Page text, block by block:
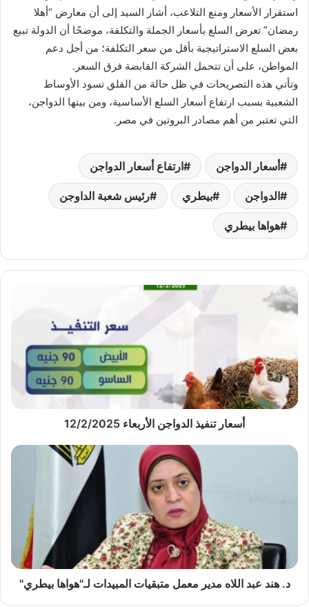
استقرار الأسعار ومنع التلاعب، أشار السيد إلى أن معارض “أهلا
رمضان” تعرض السلع بأسعار الجملة والتكلفة، موضحًا أن الدولة تبيع
بعض السلع الاستراتيجية بأقل من سعر التكلفة؛ من أجل دعم
المواطن، على أن تتحمل الشركة القابضة فرق السعر.
وتأتي هذه التصريحات في ظل حالة من القلق تسود الأوساط
الشعبية بسبب ارتفاع أسعار السلع الأساسية، ومن بينها الدواجن،
التي تعتبر من أهم مصادر البروتين في مصر.
أسعار الدواجن ارتفاع أسعار الدواجن
الدواجن بيطري رئيس شعبة الداوجن
هواها بيطري
أسعار
تنفيذ
أسعار تنفيذ الدواجن الأربعاء 12/2/2025
د.
المبيدات
لـ"هواها
بيطري"
د. هند عبد اللاه مدير معمل متبقيات المبيدات لـ"هواها بيطري"